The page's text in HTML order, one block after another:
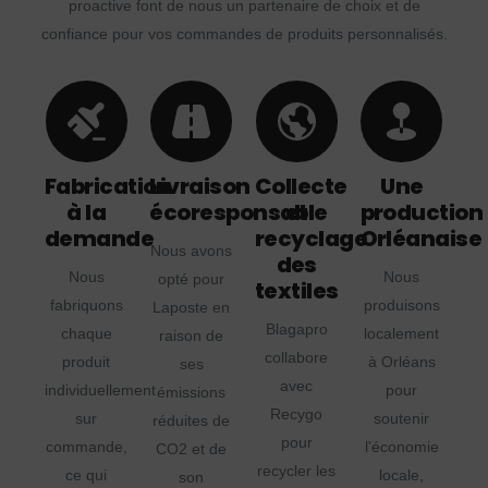
proactive font de nous un partenaire de choix et de
confiance pour vos commandes de produits personnalisés.
Fabrication
à la
demande
Nous
fabriquons
chaque
produit
individuellement
sur
commande,
ce qui
Livraison
écoresponsable
Nous avons
opté pour
Laposte en
raison de
ses
émissions
réduites de
CO2 et de
son
Collecte
et
recyclage
des
textiles
Blagapro
collabore
avec
Recygo
pour
recycler les
Une
production
Orléanaise
Nous
produisons
localement
à Orléans
pour
soutenir
l'économie
locale,